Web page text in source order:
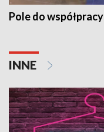
Pole do współpracy
INNE